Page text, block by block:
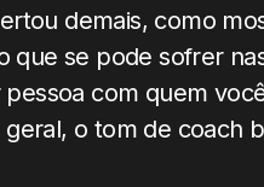
demais, como
que se pode sofrer
com quem
o tom de coach